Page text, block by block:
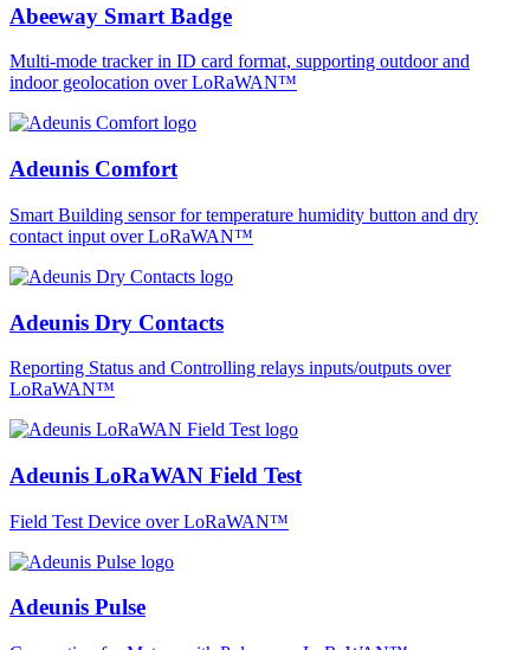
Abeeway Smart Badge
Multi-mode tracker in ID card format, supporting outdoor and
indoor geolocation over LoRaWAN™
Adeunis Comfort
Smart Building sensor for temperature humidity button and dry
contact input over LoRaWAN™
Adeunis Dry Contacts
Reporting Status and Controlling relays inputs/outputs over
LoRaWAN™
Adeunis LoRaWAN Field Test
Field Test Device over LoRaWAN™
Adeunis Pulse